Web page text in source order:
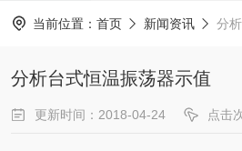
当前位置： 首页 新闻资讯 分
分析台式恒温振荡器示值
更新时间：2018-04-24 点击